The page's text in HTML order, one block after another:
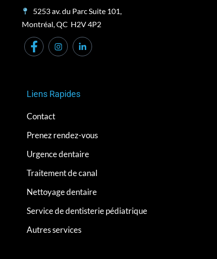
5253 av. du Parc Suite 101,
Montréal, QC H2V 4P2
Liens Rapides
Contact
Prenez rendez-vous
Urgence dentaire
Traitement de canal
Nettoyage dentaire
Service de dentisterie pédiatrique
Autres services